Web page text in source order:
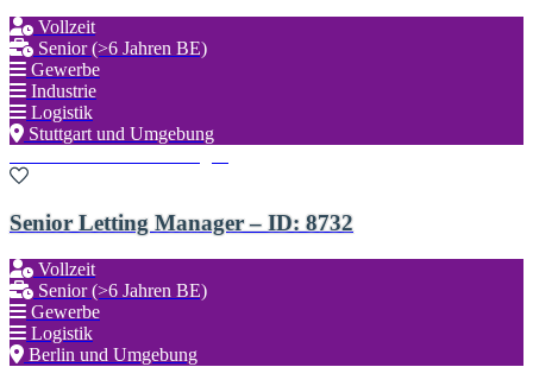
Vollzeit
Senior (>6 Jahren BE)
Gewerbe
Industrie
Logistik
Stuttgart und Umgebung
Senior Letting Manager – ID: 8732
Vollzeit
Senior (>6 Jahren BE)
Gewerbe
Logistik
Berlin und Umgebung